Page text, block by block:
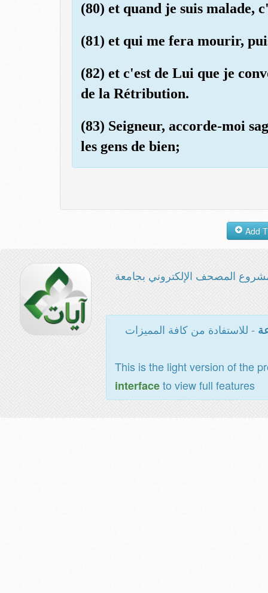
(80) et quand je suis malade,
(81) et qui me fera mourir,
(82) et c'est de Lui que je
de la Rétribution.
(83) Seigneur, accorde-moi
les gens de bien;
المصحف الإلكتروني بجامعة
- للاستفادة من كافة المميزات
This is the light version of the
interfaceto view full features